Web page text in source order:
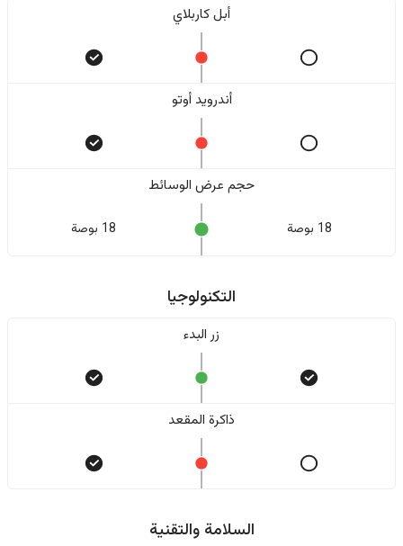
أبل كاربلاي
أندرويد أوتو
حجم عرض الوسائط
18 بوصة 18 بوصة
التكنولوجيا
زر البدء
ذاكرة المقعد
السلامة والتقنية